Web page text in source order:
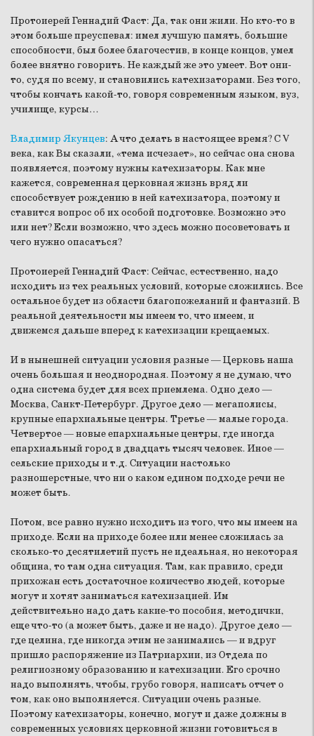
Протоиерей Геннадий Фаст: Да, так они жили. Но кто-то в
этом больше преуспевал: имел лучшую память, большие
способности, был более благочестив, в конце концов, умел
более внятно говорить. Не каждый же это умеет. Вот они-
то, судя по всему, и становились катехизаторами. Без того,
чтобы кончать какой-то, говоря современным языком, вуз,
училище, курсы…
Владимир Якунцев: А что делать в настоящее время? С V
века, как Вы сказали, «тема исчезает», но сейчас она снова
появляется, поэтому нужны катехизаторы. Как мне
кажется, современная церковная жизнь вряд ли
способствует рождению в ней катехизатора, поэтому и
ставится вопрос об их особой подготовке. Возможно это
или нет? Если возможно, что здесь можно посоветовать и
чего нужно опасаться?
Протоиерей Геннадий Фаст: Сейчас, естественно, надо
исходить из тех реальных условий, которые сложились. Все
остальное будет из области благопожеланий и фантазий. В
реальной деятельности мы имеем то, что имеем, и
движемся дальше вперед к катехизации крещаемых.
И в нынешней ситуации условия разные — Церковь наша
очень большая и неоднородная. Поэтому я не думаю, что
одна система будет для всех приемлема. Одно дело —
Москва, Санкт-Петербург. Другое дело — мегаполисы,
крупные епархиальные центры. Третье — малые города.
Четвертое — новые епархиальные центры, где иногда
епархиальный город в двадцать тысяч человек. Иное —
сельские приходы и т.д. Ситуации настолько
разношерстные, что ни о каком едином подходе речи не
может быть.
Потом, все равно нужно исходить из того, что мы имеем на
приходе. Если на приходе более или менее сложилась за
сколько-то десятилетий пусть не идеальная, но некоторая
община, то там одна ситуация. Там, как правило, среди
прихожан есть достаточное количество людей, которые
могут и хотят заниматься катехизацией. Им
действительно надо дать какие-то пособия, методички,
еще что-то (а может быть, даже и не надо). Другое дело —
где целина, где никогда этим не занимались — и вдруг
пришло распоряжение из Патриархии, из Отдела по
религиозному образованию и катехизации. Его срочно
надо выполнять, чтобы, грубо говоря, написать отчет о
том, как оно выполняется. Ситуации очень разные.
Поэтому катехизаторы, конечно, могут и даже должны в
современных условиях церковной жизни готовиться в